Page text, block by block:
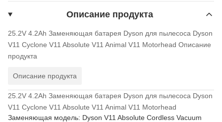
Описание продукта
25.2V 4.2Ah Заменяющая батарея Dyson для пылесоса Dyson
V11 Cyclone V11 Absolute V11 Animal V11 Motorhead Описание
продукта
Описание продукта
25.2V 4.2Ah Заменяющая батарея Dyson для пылесоса Dyson
V11 Cyclone V11 Absolute V11 Animal V11 Motorhead
Заменяющая модель: Dyson V11 Absolute Cordless Vacuum